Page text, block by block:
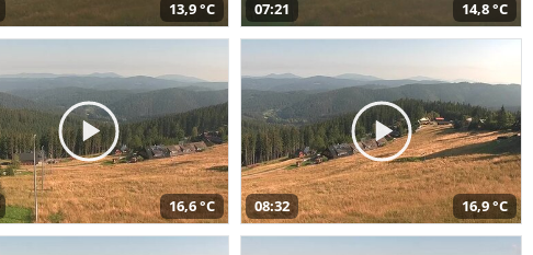
13,9 °C 07:21 14,8 °C
16,6 °C 08:32 16,9 °C